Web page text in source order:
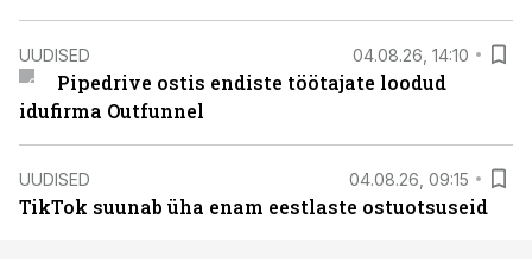
UUDISED 04.08.26, 14:10
Pipedrive ostis endiste töötajate loodud
idufirma Outfunnel
UUDISED 04.08.26, 09:15
TikTok suunab üha enam eestlaste ostuotsuseid